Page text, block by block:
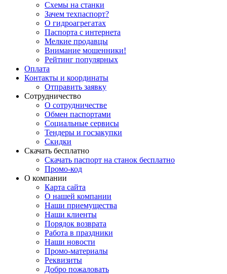
Схемы на станки
Зачем техпаспорт?
О гидроагрегатах
Паспорта с интернета
Мелкие продавцы
Внимание мошенники!
Рейтинг популярных
Оплата
Контакты и координаты
Отправить заявку
Сотрудничество
О сотрудничестве
Обмен паспортами
Социальные сервисы
Тендеры и госзакупки
Скидки
Скачать бесплатно
Скачать паспорт на станок бесплатно
Промо-код
О компании
Карта сайта
О нашей компании
Наши приемущества
Наши клиенты
Порядок возврата
Работа в праздники
Наши новости
Промо-материалы
Реквизиты
Добро пожаловать